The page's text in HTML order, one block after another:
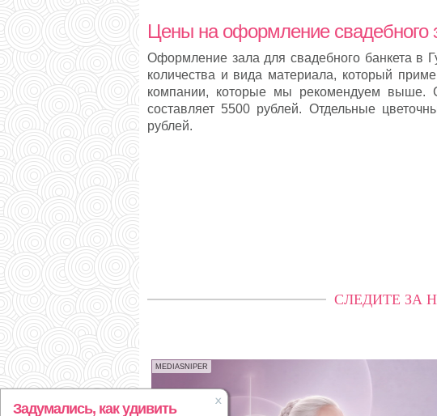
Цены на оформление свадебного
Оформление зала для свадебного банкета в
количества и вида материала, который
компании, которые мы рекомендуем выше.
составляет 5500 рублей. Отдельные
рублей.
Задумались, как удивить
СЛЕДИТЕ ЗА
MEDIASNIPER